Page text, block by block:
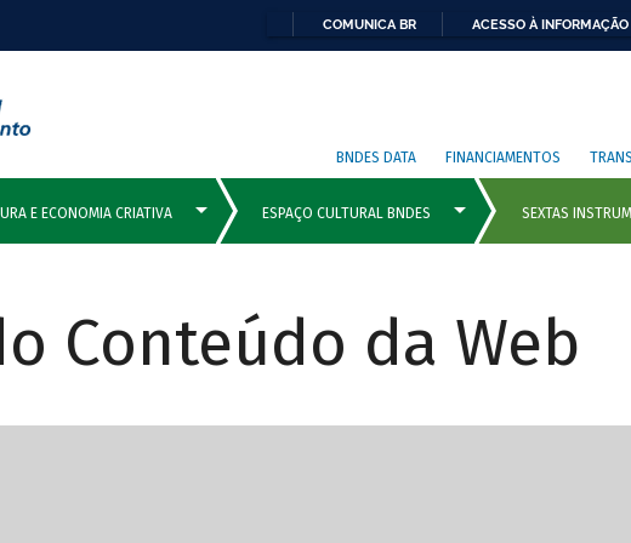
COMUNICA BR ACESSO À INFORMAÇÃO
BNDES DATA FINANCIAMENTOS
Conteúdo da Web
com